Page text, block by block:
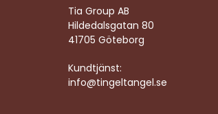
Tia Group AB
Hildedalsgatan 80
41705 Göteborg
Kundtjänst:
info@tingeltangel.se